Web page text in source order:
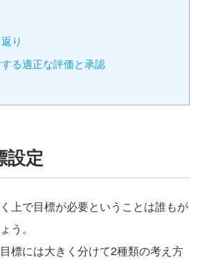
り
する適正な評価と承認
設定
上で目標が必要ということは誰もが
う。
標には大きく分けて2種類の考え方